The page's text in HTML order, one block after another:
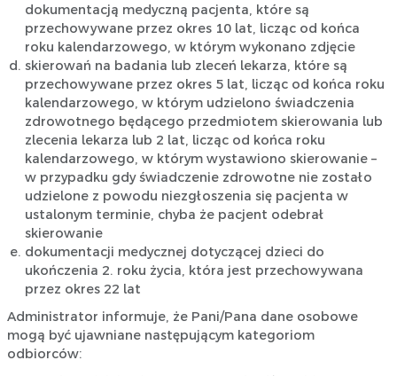
dokumentacją medyczną pacjenta, które są
przechowywane przez okres 10 lat, licząc od końca
roku kalendarzowego, w którym wykonano zdjęcie
skierowań na badania lub zleceń lekarza, które są
przechowywane przez okres 5 lat, licząc od końca roku
kalendarzowego, w którym udzielono świadczenia
zdrowotnego będącego przedmiotem skierowania lub
zlecenia lekarza lub 2 lat, licząc od końca roku
kalendarzowego, w którym wystawiono skierowanie –
w przypadku gdy świadczenie zdrowotne nie zostało
udzielone z powodu niezgłoszenia się pacjenta w
ustalonym terminie, chyba że pacjent odebrał
skierowanie
dokumentacji medycznej dotyczącej dzieci do
ukończenia 2. roku życia, która jest przechowywana
przez okres 22 lat
Administrator informuje, że Pani/Pana dane osobowe
mogą być ujawniane następującym kategoriom
odbiorców: